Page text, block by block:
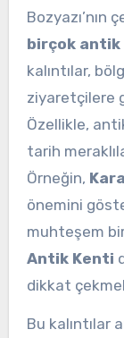
birçok antik
kalıntılar,
ziyaretçilere
Özellikle,
tarih
Örneğin,
önemini
muhteşem
Antik Kenti
dikkat
Bu kalıntılar